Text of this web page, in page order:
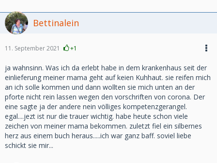
Bettinalein
11. September 2021 +1
ja wahnsinn. Was ich da erlebt habe in dem krankenhaus seit der
einlieferung meiner mama geht auf keien Kuhhaut. sie reifen mich
an ich solle kommen und dann wollten sie mich unten an der
pforte nicht rein lassen wegen den vorschriften von corona. Der
eine sagte ja der andere nein völliges kompetenzgerangel.
egal....jezt ist nur die trauer wichtig. habe heute schon viele
zeichen von meiner mama bekommen. zuletzt fiel ein silbernes
herz aus einem buch heraus.....ich war ganz baff. soviel liebe
schickt sie mir...